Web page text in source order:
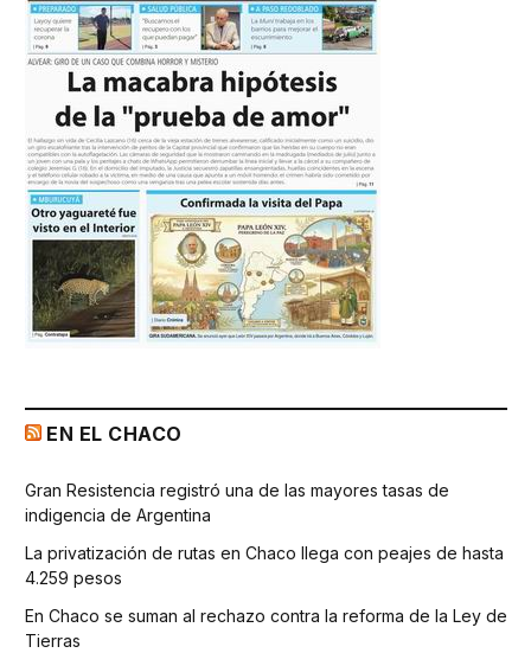
EN EL CHACO
Gran Resistencia registró una de las mayores tasas de
indigencia de Argentina
La privatización de rutas en Chaco llega con peajes de hasta
4.259 pesos
En Chaco se suman al rechazo contra la reforma de la Ley de
Tierras